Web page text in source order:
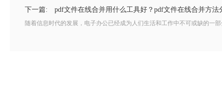
下一篇: pdf文件在线合并用什么工具好？pdf文件在线合并方法
随着信息时代的发展，电子办公已经成为人们生活和工作中不可或缺的一